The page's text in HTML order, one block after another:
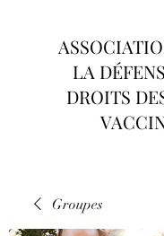
LA
DROITS
Groupes